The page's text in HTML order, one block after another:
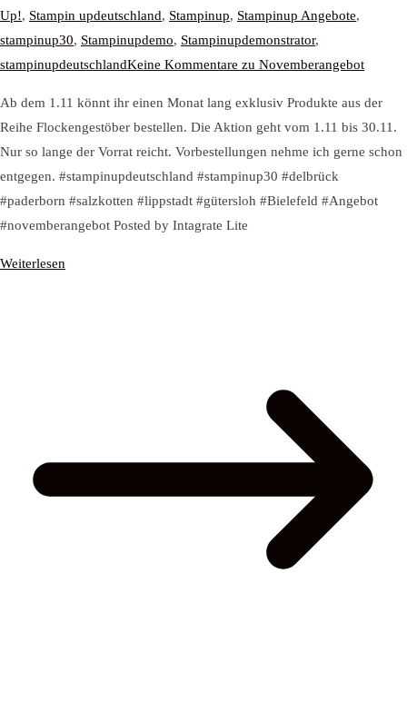
Up!, Stampin updeutschland, Stampinup, Stampinup Angebote,
stampinup30, Stampinupdemo, Stampinupdemonstrator,
stampinupdeutschlandKeine Kommentare zu Novemberangebot
Ab dem 1.11 könnt ihr einen Monat lang exklusiv Produkte aus der
Reihe Flockengestöber bestellen. Die Aktion geht vom 1.11 bis 30.11.
Nur so lange der Vorrat reicht. Vorbestellungen nehme ich gerne schon
entgegen. #stampinupdeutschland #stampinup30 #delbrück
#paderborn #salzkotten #lippstadt #gütersloh #Bielefeld #Angebot
#novemberangebot Posted by Intagrate Lite
Weiterlesen